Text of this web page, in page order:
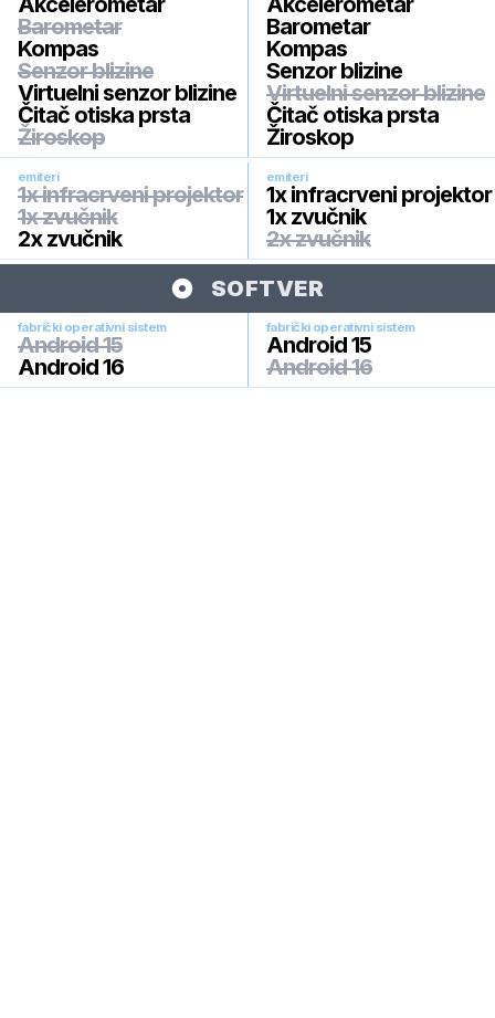
Barometar
Kompas
Senzor blizine
Virtuelni senzor blizine
Čitač otiska prsta
Žiroskop
Barometar
Kompas
Senzor blizine
Virtuelni senzor blizine
Čitač otiska prsta
Žiroskop
emiteri
1x infracrveni projektor
1x zvučnik
2x zvučnik
emiteri
1x infracrveni projektor
1x zvučnik
2x zvučnik
SOFTVER
fabrički operativni sistem
Android 15
Android 16
fabrički operativni sistem
Android 15
Android 16